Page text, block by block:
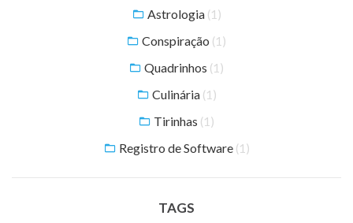
Astrologia (1)
Conspiração (1)
Quadrinhos (1)
Culinária (1)
Tirinhas (1)
Registro de Software (1)
TAGS